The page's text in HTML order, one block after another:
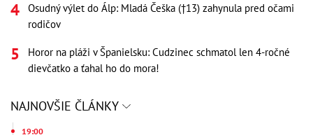
Osudný výlet do Álp: Mladá Češka (†13) zahynula pred očami
rodičov
Horor na pláži v Španielsku: Cudzinec schmatol len 4-ročné
dievčatko a ťahal ho do mora!
NAJNOVŠIE ČLÁNKY
19:00